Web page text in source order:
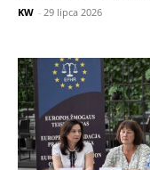
KW - 29 lipca 2026